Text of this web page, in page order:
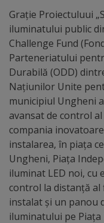
onoare
ai
titlului
„Merite
pentru
Ungheni”
Diplome
de
Grație Proiectuluui
iluminatului public
Challenge Fund
Parteneriatului
Durabilă (ODD)
Națiunilor Unite
municipiul Ungheni
avansat de control
compania
instalarea, în piața
Ungheni, Piața
iluminat LED noi, cu
control la distanță al
instalat și un panou
iluminatului pe Piața